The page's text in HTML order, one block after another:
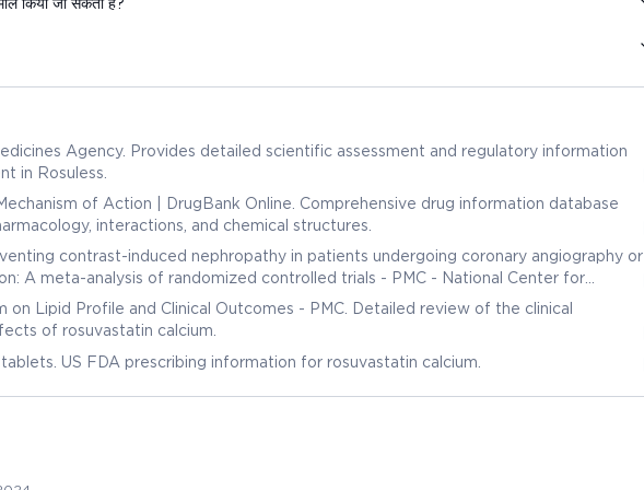
किया जा सकता है?
and regulatory information
in Rosuless.
DrugBank Online. Comprehensive drug information database
interactions, and chemical structures.
contrast-induced nephropathy in patients undergoing coronary angiography or
A meta-analysis of randomized controlled trials - PMC - National Center for
article evaluating the efficacy of rosuvastatin.
on Lipid Profile and Clinical Outcomes - PMC. Detailed review of the clinical
of rosuvastatin calcium.
US FDA prescribing information for rosuvastatin calcium.